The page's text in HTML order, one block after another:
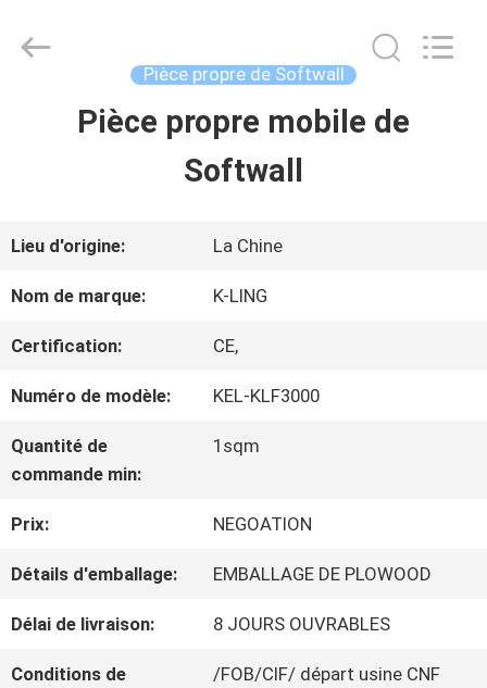
PRODUITS
À
PROPOS
DE
NOUS
VISITE
DE
KeLing
Purification
Pièce propre de Softwall
Pièce propre mobile de
Softwall
Lieu d'origine: La Chine
Nom de marque: K-LING
Certification: CE,
Numéro de modèle: KEL-KLF3000
Quantité de
commande min:
1sqm
Prix: NEGOATION
Détails d'emballage: EMBALLAGE DE PLOWOOD
Délai de livraison: 8 JOURS OUVRABLES
Conditions de
/FOB/CIF/ départ usine CNF